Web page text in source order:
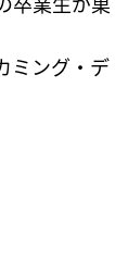
ミング・デ